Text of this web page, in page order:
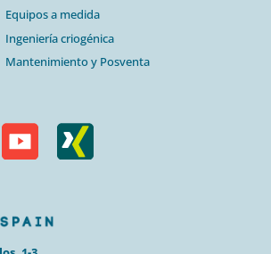
Equipos a medida
Ingeniería criogénica
Mantenimiento y Posventa